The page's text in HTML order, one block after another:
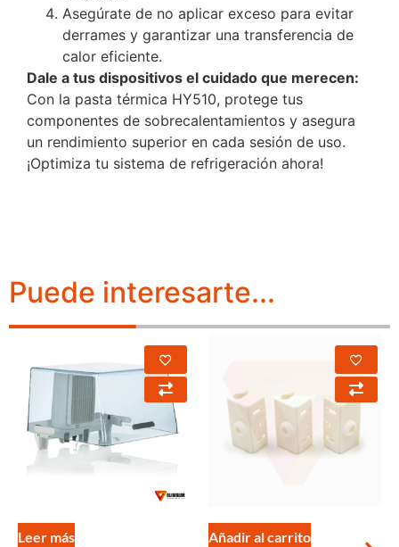
Asegúrate de no aplicar exceso para evitar
derrames y garantizar una transferencia de
calor eficiente.
Dale a tus dispositivos el cuidado que merecen:
Con la pasta térmica HY510, protege tus
componentes de sobrecalentamientos y asegura
un rendimiento superior en cada sesión de uso.
¡Optimiza tu sistema de refrigeración ahora!
Puede interesarte...
Leer más Añadir al carrito